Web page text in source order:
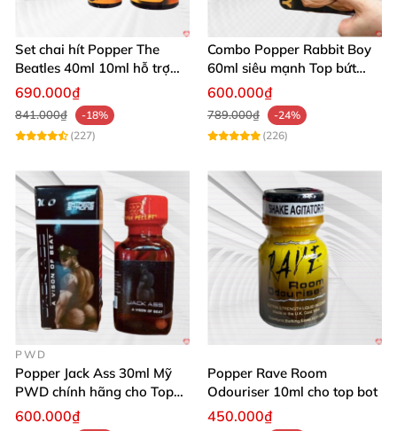
Set chai hít Popper The
Beatles 40ml 10ml hỗ trợ
giãn nở hậu môn cho Top
690.000₫
841.000₫
-18%
(227)
Combo Popper Rabbit Boy
60ml siêu mạnh Top bứt
phá giới hạn
600.000₫
789.000₫
-24%
(226)
PWD
Popper Jack Ass 30ml Mỹ
PWD chính hãng cho Top
Bot
600.000₫
Popper Rave Room
Odouriser 10ml cho top bot
450.000₫